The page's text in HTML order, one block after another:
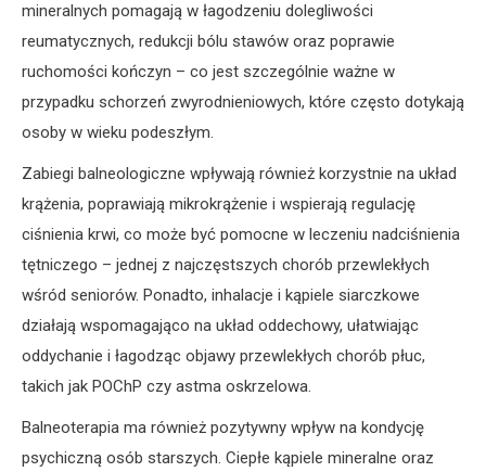
mineralnych pomagają w łagodzeniu dolegliwości
reumatycznych, redukcji bólu stawów oraz poprawie
ruchomości kończyn – co jest szczególnie ważne w
przypadku schorzeń zwyrodnieniowych, które często dotykają
osoby w wieku podeszłym.
Zabiegi balneologiczne wpływają również korzystnie na układ
krążenia, poprawiają mikrokrążenie i wspierają regulację
ciśnienia krwi, co może być pomocne w leczeniu nadciśnienia
tętniczego – jednej z najczęstszych chorób przewlekłych
wśród seniorów. Ponadto, inhalacje i kąpiele siarczkowe
działają wspomagająco na układ oddechowy, ułatwiając
oddychanie i łagodząc objawy przewlekłych chorób płuc,
takich jak POChP czy astma oskrzelowa.
Balneoterapia ma również pozytywny wpływ na kondycję
psychiczną osób starszych. Ciepłe kąpiele mineralne oraz